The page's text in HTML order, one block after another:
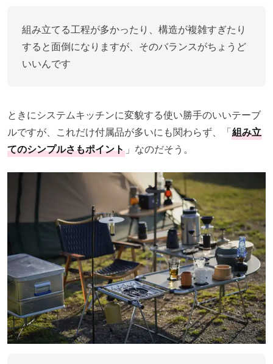
組み立てる工程が多かったり、構造が複雑すぎたり
すると面倒になりますが、そのバランスがちょうど
いいんです
ときにシステムキッチンに変貌する使い勝手のいいテーブ
ルですが、これだけ付属品が多いにも関わらず、「組み立
てのシンプルさもポイント 」なのだそう。